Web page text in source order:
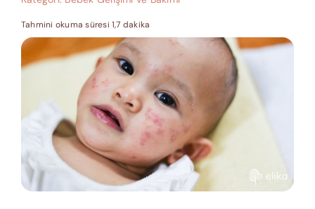
Tahmini okuma süresi 1,7 dakika